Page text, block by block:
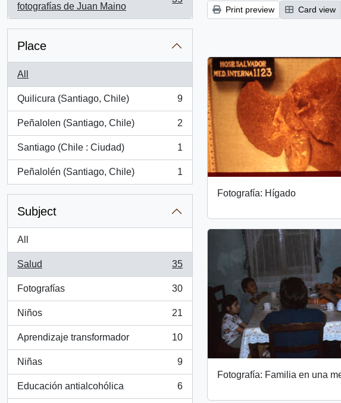
fotografías de Juan Maino
, 35 results
Place
All
Quilicura (Santiago, Chile)
, 9 results
9
Peñalolen (Santiago, Chile)
, 2 results
2
Santiago (Chile : Ciudad)
, 1 results
1
Peñalolén (Santiago, Chile)
, 1 results
1
Subject
All
Salud
, 35 results
35
Fotografías
, 30 results
30
Niños
, 21 results
21
Aprendizaje transformador
, 10 results
10
Niñas
, 9 results
9
Educación antialcohólica
, 6 results
6
Print preview Card view
Fotografía: Hígado
Fotografía: Familia en una